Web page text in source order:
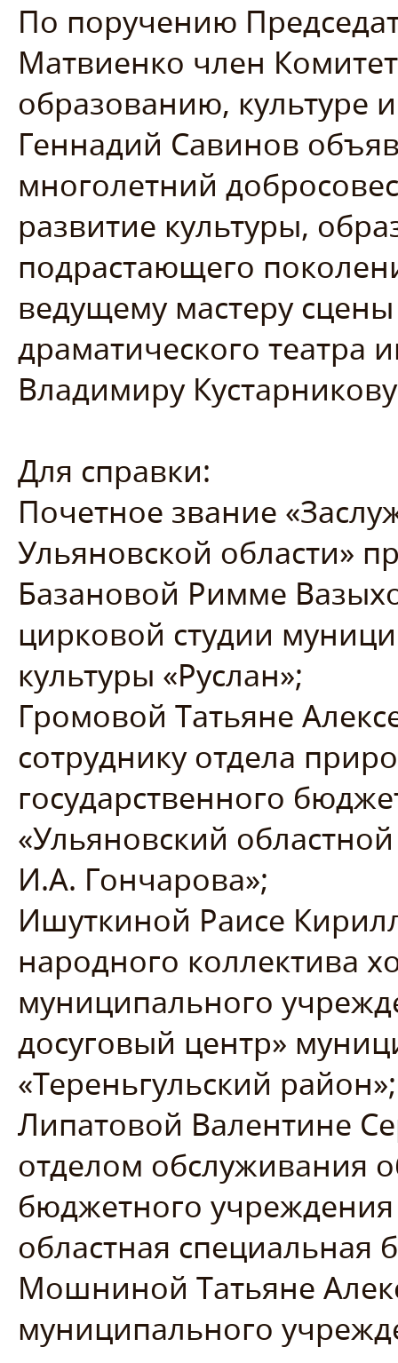
По поручению
Матвиенко член
образованию, культуре
Геннадий Савинов
многолетний
развитие культуры,
подрастающего
ведущему мастеру
драматического театра
Владимиру
Для справки:
Почетное звание
Ульяновской области»
Базановой Римме
цирковой студии
культуры «Руслан»;
Громовой Татьяне
сотруднику отдела
государственного
«Ульяновский
И.А. Гончарова»;
Ишуткиной Раисе
народного коллектива
муниципального
досуговый центр»
«Тереньгульский район»;
Липатовой Валентине
отделом обслуживания
бюджетного учреждения
областная специальная
Мошниной Татьяне
муниципального